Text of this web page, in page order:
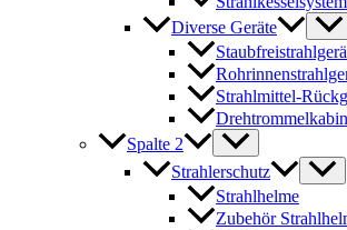
Diverse Geräte
Strahlmittel-
Spalte 2
Strahlerschutz
Strahlhelme
Zubehör